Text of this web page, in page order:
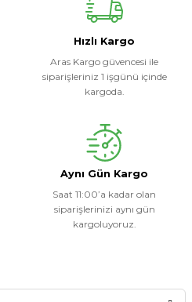
Hızlı Kargo
Aras Kargo güvencesi ile
siparişleriniz 1 işgünü içinde
kargoda.
Aynı Gün Kargo
Saat 11:00’a kadar olan
siparişlerinizi aynı gün
kargoluyoruz.